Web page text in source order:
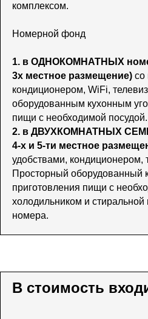
комплексом.
Номерной фонд
1. в ОДНОКОМНАТНЫХ
3х местное размещение) со
кондиционером, WiFi,
оборудованным кухонным
пищи с необходимой посудой.
2. в ДВУХКОМНАТНЫХ
4-х и 5-ти местное
удобствами, кондиционером,
Просторный оборудованный
приготовления пищи с
холодильником и
номера.
В стоимость